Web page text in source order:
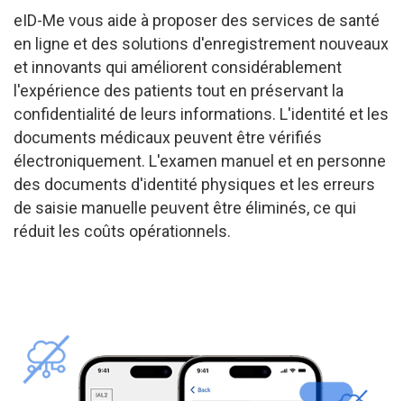
eID-Me vous aide à proposer des services de santé
en ligne et des solutions d'enregistrement nouveaux
et innovants qui améliorent considérablement
l'expérience des patients tout en préservant la
confidentialité de leurs informations. L'identité et les
documents médicaux peuvent être vérifiés
électroniquement. L'examen manuel et en personne
des documents d'identité physiques et les erreurs
de saisie manuelle peuvent être éliminés, ce qui
réduit les coûts opérationnels.